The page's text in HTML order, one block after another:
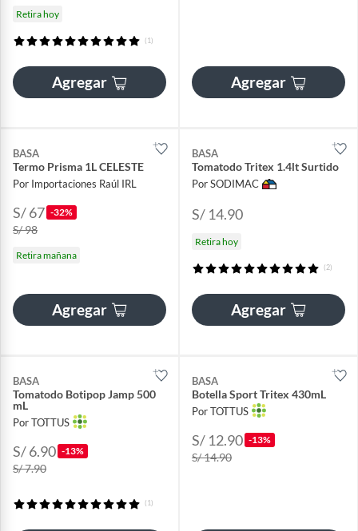
Retira hoy
(1)
Agregar Agregar
BASA
Termo Prisma 1L CELESTE
Por Importaciones Raúl IRL
S/ 67 -32%
S/ 98
Retira mañana
Agregar
BASA
Tomatodo Tritex 1.4lt Surtido
Por SODIMAC
S/ 14.90
Retira hoy
(2)
Agregar
BASA
Tomatodo Botipop Jamp 500
mL
Por TOTTUS
S/ 6.90 -13%
S/ 7.90
(1)
BASA
Botella Sport Tritex 430mL
Por TOTTUS
S/ 12.90 -13%
S/ 14.90